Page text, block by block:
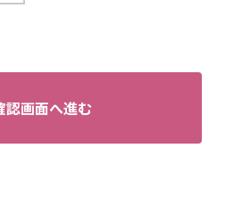
を含む。以下「書面」と
関する回答、資料送付、
認画面へ進む